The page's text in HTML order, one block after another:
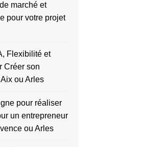
marché et
pour votre projet
Flexibilité et
Créer son
ou Arles
pour réaliser
un entrepreneur
ou Arles